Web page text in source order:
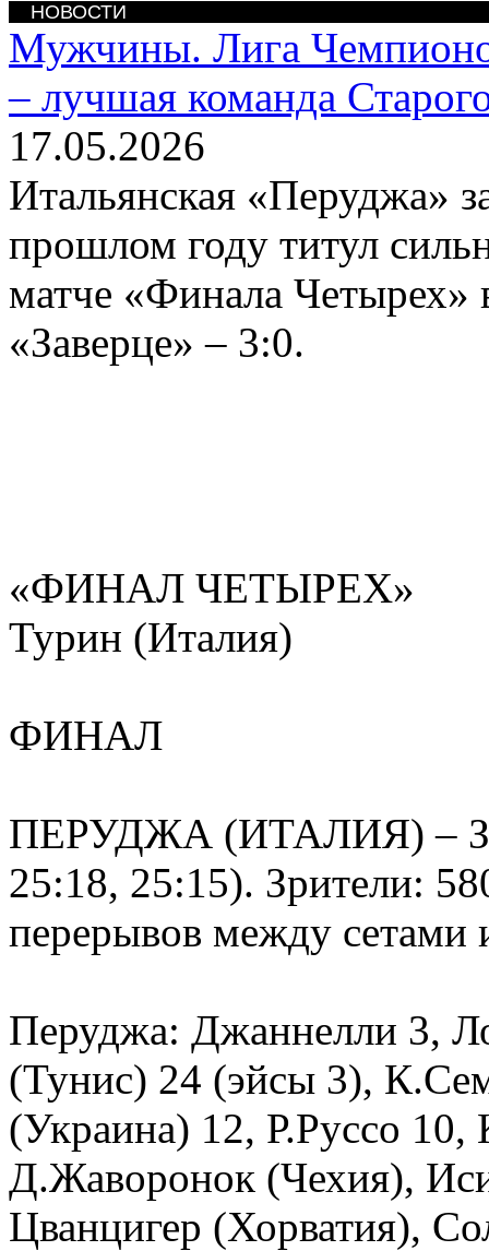
НОВОСТИ
Мужчины. Лига
– лучшая команда
17.05.2026
Итальянская «Перуджа»
прошлом году титул
матче «Финала Четырех»
«Заверце» – 3:0.
«ФИНАЛ ЧЕТЫРЕХ»
Турин (Италия)
ФИНАЛ
ПЕРУДЖА (ИТАЛИЯ) –
25:18, 25:15). Зрители:
перерывов между сетами
Перуджа: Джаннелли 3,
(Тунис) 24 (эйсы 3),
(Украина) 12, Р.Руссо
Д.Жаворонок (Чехия),
Цванцигер (Хорватия),